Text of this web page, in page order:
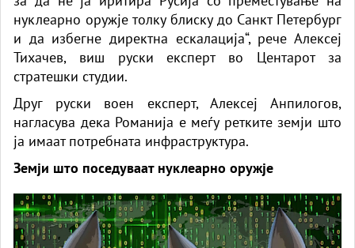
нуклеарно оружје толку блиску до Санкт Петербург
и да избегне директна ескалација“, рече Алексеј
Тихачев, виш руски експерт во Центарот за
стратешки студии.
Друг руски воен експерт, Алексеј Анпилогов,
нагласува дека Романија е меѓу ретките земји што
ја имаат потребната инфраструктура.
Земји што поседуваат нуклеарно оружје